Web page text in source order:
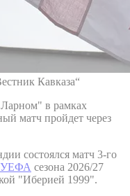
Кавказа“
в рамках
матч пройдет через
состоялся матч 3-го
УЕФА сезона 2026/27
"Иберией 1999".